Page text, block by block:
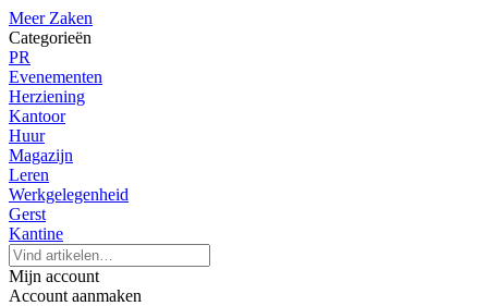
Meer Zaken
Categorieën
PR
Evenementen
Herziening
Kantoor
Huur
Magazijn
Leren
Werkgelegenheid
Gerst
Kantine
Mijn account
Account aanmaken